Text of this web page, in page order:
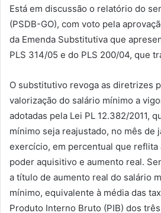
Está em discussão o relatório do
(PSDB-GO), com voto pela
da Emenda Substitutiva que
PLS 314/05 e do PLS 200/04, que
O substitutivo revoga as diretrizes
valorização do salário mínimo a
adotadas pela Lei PL 12.382/2011,
mínimo seja reajustado, no mês de
exercício, em percentual que reflita
poder aquisitivo e aumento real.
a título de aumento real do salário
mínimo, equivalente à média das
Produto Interno Bruto (PIB) dos